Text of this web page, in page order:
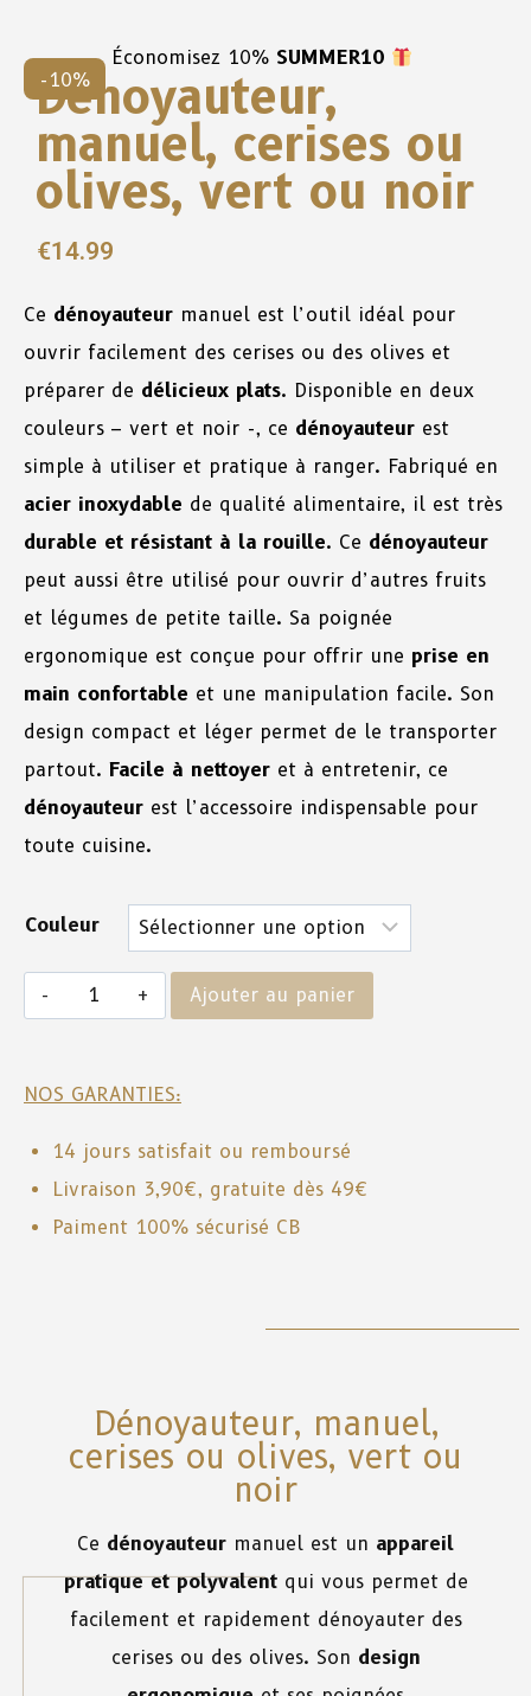
-10%
Économisez 10% SUMMER10
Dénoyauteur,
manuel, cerises ou
olives, vert ou noir
€14.99
Ce dénoyauteur manuel est l’outil idéal pour
ouvrir facilement des cerises ou des olives et
préparer de délicieux plats. Disponible en deux
couleurs – vert et noir -, ce dénoyauteur est
simple à utiliser et pratique à ranger. Fabriqué en
acier inoxydable de qualité alimentaire, il est très
durable et résistant à la rouille. Ce dénoyauteur
peut aussi être utilisé pour ouvrir d’autres fruits
et légumes de petite taille. Sa poignée
ergonomique est conçue pour offrir une prise en
main confortable et une manipulation facile. Son
design compact et léger permet de le transporter
partout. Facile à nettoyer et à entretenir, ce
dénoyauteur est l’accessoire indispensable pour
toute cuisine.
Couleur
Ajouter au panier
NOS GARANTIES:
14 jours satisfait ou remboursé
Livraison 3,90€, gratuite dès 49€
Paiment 100% sécurisé CB
Dénoyauteur, manuel,
cerises ou olives, vert ou
noir
Ce dénoyauteur manuel est un appareil
pratique et polyvalentqui vous permet de
facilement et rapidement dénoyauter des
cerises ou des olives. Son design